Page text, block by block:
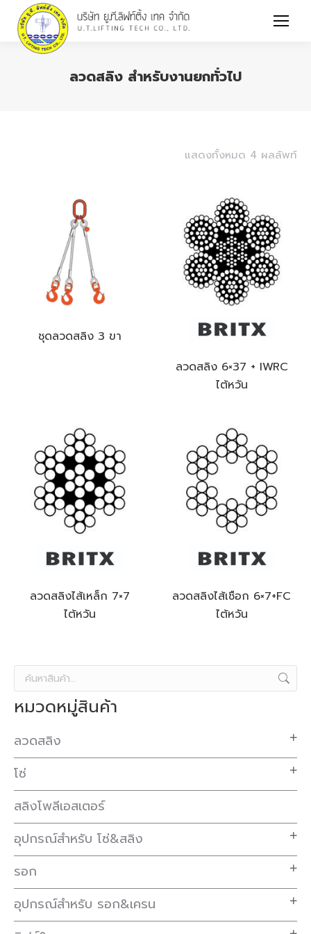
You are here:
ลวดสลิง สำหรับงานยกทั่วไป
แสดงทั้งหมด 4 ผลลัพท์
ชุดลวดสลิง 3 ขา
ลวดสลิง 6×37 + IWRC
ไต้หวัน
ลวดสลิงไส้เหล็ก 7×7
ไต้หวัน
ลวดสลิงไส้เชือก 6×7+FC
ไต้หวัน
หมวดหมู่สินค้า
ลวดสลิง
โซ่
สลิงโพลีเอสเตอร์
อุปกรณ์สำหรับ โซ่&สลิง
รอก
อุปกรณ์สำหรับ รอก&เครน